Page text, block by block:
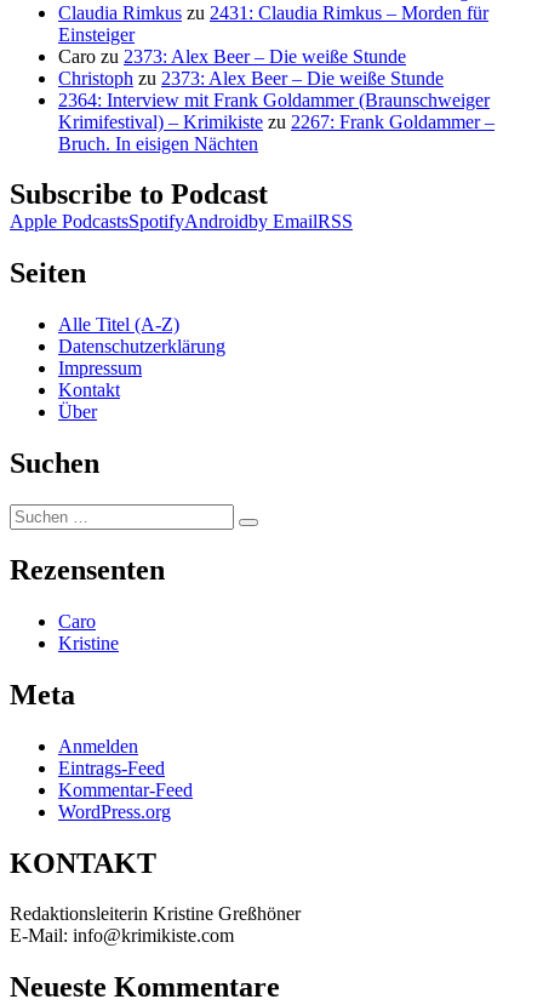
Claudia Rimkus zu 2431: Claudia Rimkus – Morden für
Einsteiger
Caro zu 2373: Alex Beer – Die weiße Stunde
Christoph zu 2373: Alex Beer – Die weiße Stunde
2364: Interview mit Frank Goldammer (Braunschweiger
Krimifestival) – Krimikiste zu 2267: Frank Goldammer –
Bruch. In eisigen Nächten
Subscribe to Podcast
Apple PodcastsSpotifyAndroidby EmailRSS
Seiten
Alle Titel (A-Z)
Datenschutzerklärung
Impressum
Kontakt
Über
Suchen
Suchen
nach:
Suchen
Rezensenten
Caro
Kristine
Meta
Anmelden
Eintrags-Feed
Kommentar-Feed
WordPress.org
KONTAKT
Redaktionsleiterin Kristine Greßhöner
E-Mail: info@krimikiste.com
Neueste Kommentare